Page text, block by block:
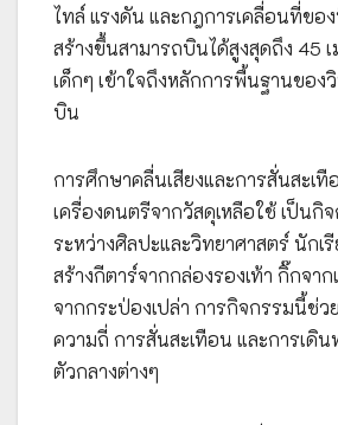
ไทล์ แรงดัน และกฎการเคลื่อนที่ขอ
สร้างขึ้นสามารถบินได้สูงสุดถึง 45
เด็กๆ เข้าใจถึงหลักการพื้นฐานของ
บิน
การศึกษาคลื่นเสียงและการสั่นสะเทื
เครื่องดนตรีจากวัสดุเหลือใช้ เป็นกิ
ระหว่างศิลปะและวิทยาศาสตร์ นักเ
สร้างกีตาร์จากกล่องรองเท้า กิ๊กจา
จากกระป่องเปล่า การกิจกรรมนี้ช่ว
ความถี่ การสั่นสะเทือน และการเดิน
ตัวกลางต่างๆ